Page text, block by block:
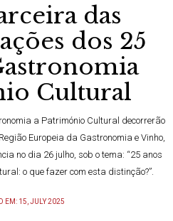
das
dos 25
Cultural
a Património Cultural decorrerão
Europeia da Gastronomia e Vinho,
no dia 26 julho, sob o tema: “25 anos
o que fazer com esta distinção?”.
EM: 15, JULY 2025